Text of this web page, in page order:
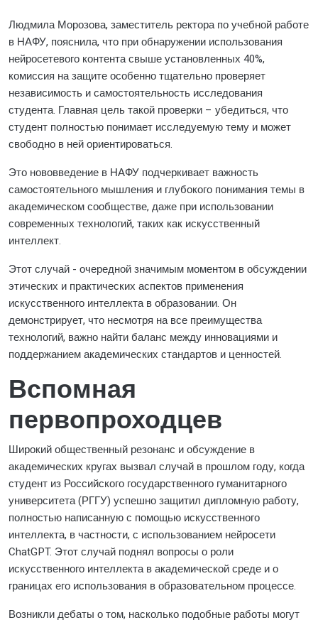
Людмила Морозова, заместитель ректора по учебной работе
в НАФУ, пояснила, что при обнаружении использования
нейросетевого контента свыше установленных 40%,
комиссия на защите особенно тщательно проверяет
независимость и самостоятельность исследования
студента. Главная цель такой проверки – убедиться, что
студент полностью понимает исследуемую тему и может
свободно в ней ориентироваться.
Это нововведение в НАФУ подчеркивает важность
самостоятельного мышления и глубокого понимания темы в
академическом сообществе, даже при использовании
современных технологий, таких как искусственный
интеллект.
Этот случай - очередной значимым моментом в обсуждении
этических и практических аспектов применения
искусственного интеллекта в образовании. Он
демонстрирует, что несмотря на все преимущества
технологий, важно найти баланс между инновациями и
поддержанием академических стандартов и ценностей.
Вспомная
первопроходцев
Широкий общественный резонанс и обсуждение в
академических кругах вызвал случай в прошлом году, когда
студент из Российского государственного гуманитарного
университета (РГГУ) успешно защитил дипломную работу,
полностью написанную с помощью искусственного
интеллекта, в частности, с использованием нейросети
ChatGPT. Этот случай поднял вопросы о роли
искусственного интеллекта в академической среде и о
границах его использования в образовательном процессе.
Возникли дебаты о том, насколько подобные работы могут